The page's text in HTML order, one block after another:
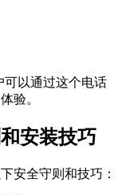
可以通过这个电话
验。
安装技巧
安全守则和技巧：